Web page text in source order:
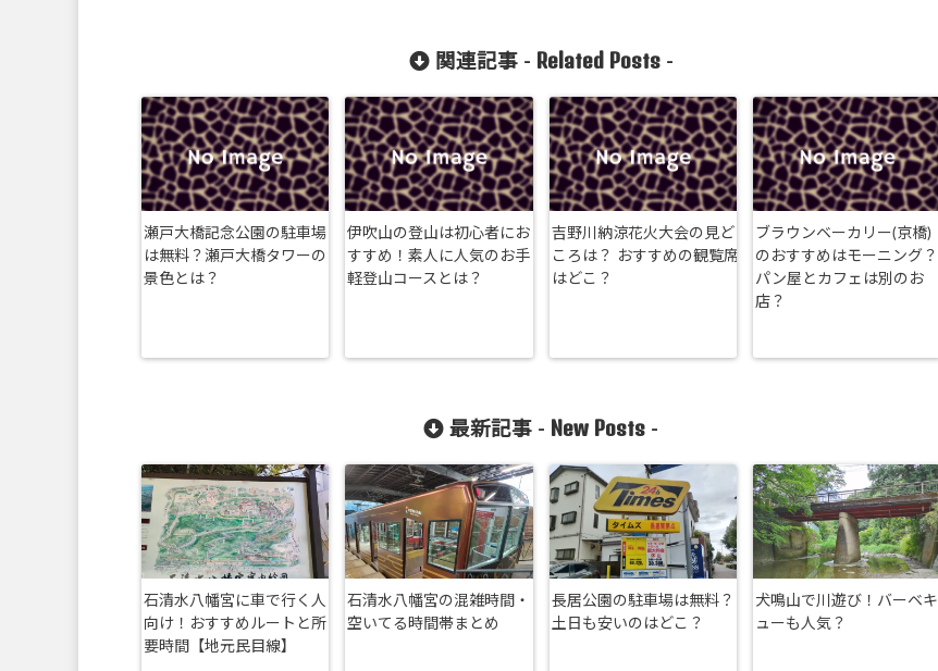
関連記事 - Related Posts-
瀬戸大橋記念公園の駐車場
は無料？瀬戸大橋タワーの
景色とは？
伊吹山の登山は初心者にお
すすめ！素人に人気のお手
軽登山コースとは？
吉野川納涼花火大会の見ど
ころは？ おすすめの観覧席
はどこ？
ブラウンベーカリー(京橋)
のおすすめはモーニング？
パン屋とカフェは別のお
店？
最新記事 - New Posts -
石清水八幡宮に車で行く人
向け！おすすめルートと所
要時間【地元民目線】
石清水八幡宮の混雑時間・
空いてる時間帯まとめ
長居公園の駐車場は無料？
土日も安いのはどこ？
犬鳴山で川遊び！バーベキ
ューも人気？